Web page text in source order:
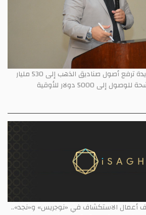
مليارات دولار تدفقات جديدة ترفع أصول صناديق الذهب إلى 530 مليار
5000 دولار للأوقية
أعمال الاستكشاف في «نوجريس» و«نجد»..